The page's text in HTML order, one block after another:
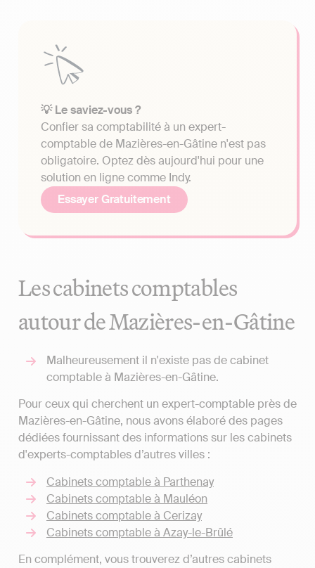
💡 Le saviez-vous ?
Confier sa comptabilité à un expert-
comptable de Mazières-en-Gâtine n'est pas
obligatoire. Optez dès aujourd'hui pour une
solution en ligne comme Indy.
Essayer Gratuitement
Les cabinets comptables
autour de Mazières-en-Gâtine
Malheureusement il n'existe pas de cabinet
comptable à Mazières-en-Gâtine.
Pour ceux qui cherchent un expert-comptable près de
Mazières-en-Gâtine, nous avons élaboré des pages
dédiées fournissant des informations sur les cabinets
d'experts-comptables d’autres villes :
Cabinets comptable à Parthenay
Cabinets comptable à Mauléon
Cabinets comptable à Cerizay
Cabinets comptable à Azay-le-Brûlé
En complément, vous trouverez d’autres cabinets